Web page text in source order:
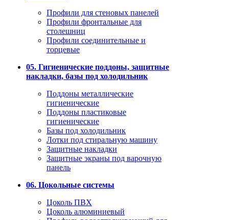
Профили для стеновых панелей
Профили фронтальные для
столешниц
Профили соединительные и
торцевые
05. Гигиенические поддоны, защитные
накладки, базы под холодильник
Поддоны металлические
гигиенические
Поддоны пластиковые
гигиенические
Базы под холодильник
Лотки под стиральную машину
Защитные накладки
Защитные экраны под варочную
панель
06. Цокольные системы
Цоколь ПВХ
Цоколь алюминиевый